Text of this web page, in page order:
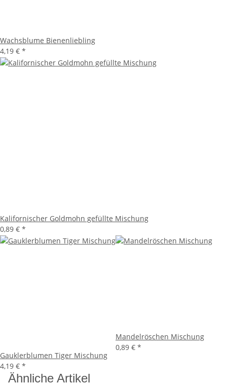
Wachsblume Bienenliebling
4,19 € *
Kalifornischer Goldmohn gefüllte Mischung
0,89 € *
Gauklerblumen Tiger Mischung
4,19 € *
Mandelröschen Mischung
0,89 € *
Ähnliche Artikel